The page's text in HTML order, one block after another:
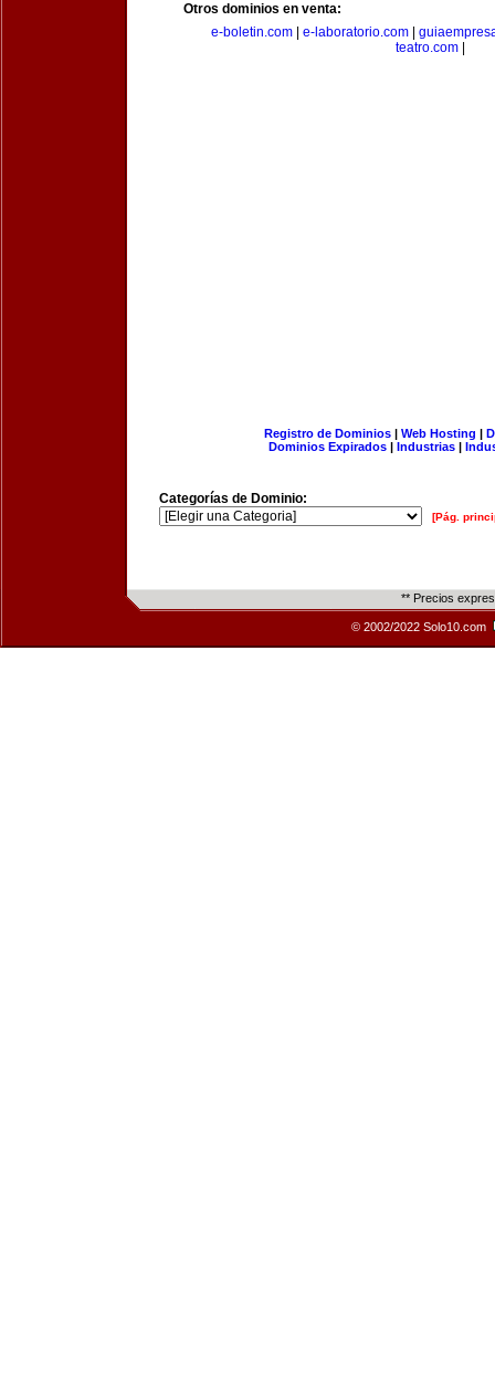
Otros dominios en venta:
e-boletin.com
e-laboratorio.com
teatro.com|
Registro de Dominios| Web Hosting |
Dominios Expirados | Industrias |
Categorías de Dominio:
[Pág.
** Precios
© 2002/2022 Solo10.com